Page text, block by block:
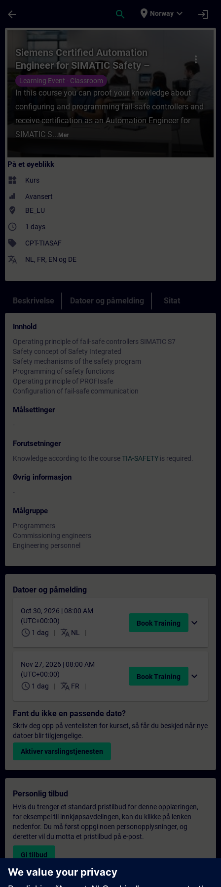
arrow_back search place Norway expand_more login
Kurs - Siemens Certified Automation
more_vert
Siemens Certified Automation
Engineer for SIMATIC Safety –
Configuration and Programming
Learning Event - Classroom
In this course you can proof your knowledge about
configuring and programming fail-safe controllers and
receive certification as an Automation Engineer for
SIMATIC S... Mer
På et øyeblikk
widgets Kurs
Avansert
where_to_vote BE_LU
access_time 1 days
sell CPT-TIASAF
translate NL , FR, EN og DE
Beskrivelse Datoer og påmelding Sitat
Innhold
Operating principle of fail-safe controllers SIMATIC S7
Safety concept of Safety Integrated
Safety mechanisms of the safety program
Programming of safety functions
Operating principle of PROFIsafe
Configuration of fail-safe communication
Målsettinger
-
Forutsetninger
Knowledge according to the courseTIA-SAFETY is required.
Øvrig informasjon
-
Målgruppe
Programmers
Commissioning engineers
Engineering personnel
Datoer og påmelding
Oct 30, 2026 | 08:00 AM
(UTC+00:00)
schedule 1 dag translate NL
Book Training expand_more
Nov 27, 2026 | 08:00 AM
(UTC+00:00)
schedule 1 dag translate FR
Book Training expand_more
Fant du ikke en passende dato?
Skriv deg opp på ventelisten for kurset, så får du beskjed når nye
datoer blir tilgjengelige.
Aktiver varslingstjenesten
Personlig tilbud
Hvis du trenger et standard pristilbud for denne opplæringen,
for eksempel til innkjøpsavdelingen, kan du klikke på lenken
nedenfor. Du må først oppgi noen personopplysninger, og
deretter vil du motta et pristilbud på e-post.
Gi tilbud